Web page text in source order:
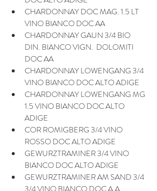
CHARDONNAY DOC MAG. 1.5 LT
VINO BIANCO DOC AA
CHARDONNAY GAUN 3/4 BIO
DIN. BIANCO VIGN.  DOLOMITI
DOC AA
CHARDONNAY LOWENGANG 3/4
VINO BIANCO DOC ALTO ADIGE
CHARDONNAY LOWENGANG MG
1.5 VINO BIANCO DOC ALTO
ADIGE
COR ROMIGBERG 3/4 VINO
ROSSO DOC ALTO ADIGE
GEWURZTRAMINER 3/4 VINO
BIANCO DOC ALTO ADIGE
GEWURZTRAMINER AM SAND 3/4